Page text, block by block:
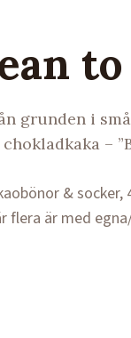
to
grunden i
–
&
flera är med